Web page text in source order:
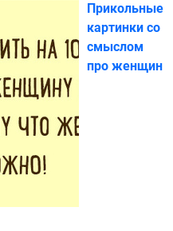
Прикольные
картинки со
смыслом
про женщин